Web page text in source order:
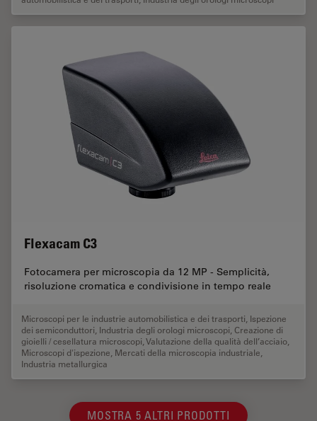
Flexacam C3
Fotocamera per microscopia da 12 MP - Semplicità,
risoluzione cromatica e condivisione in tempo reale
Microscopi per le industrie automobilistica e dei trasporti Ispezione
dei semiconduttori Industria degli orologi microscopi Creazione di
gioielli / cesellatura microscopi Valutazione della qualità dell’acciaio
Microscopi d'ispezione Mercati della microscopia industriale
Industria metallurgica
MOSTRA 5 ALTRI PRODOTTI